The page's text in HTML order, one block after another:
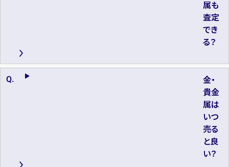
属も
査定
でき
る？
金・
貴金
属は
いつ
売る
と良
い？